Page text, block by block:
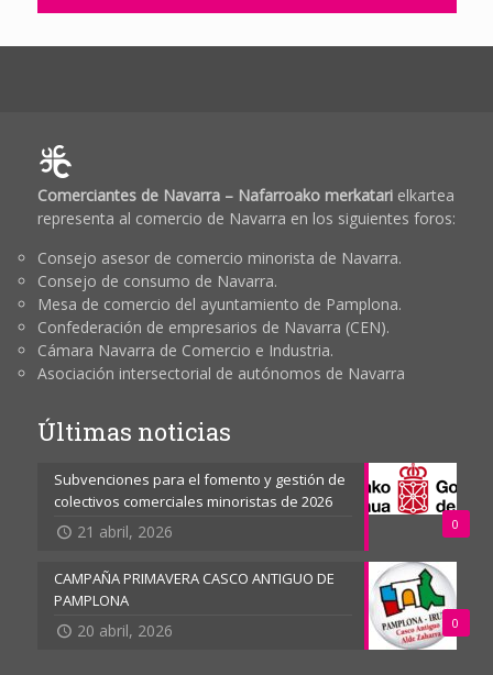
Comerciantes de Navarra – Nafarroako merkatarielkartea
representa al comercio de Navarra en los siguientes foros:
Consejo asesor de comercio minorista de Navarra.
Consejo de consumo de Navarra.
Mesa de comercio del ayuntamiento de Pamplona.
Confederación de empresarios de Navarra (CEN).
Cámara Navarra de Comercio e Industria.
Asociación intersectorial de autónomos de Navarra
Últimas noticias
0
Subvenciones para el fomento y gestión de
colectivos comerciales minoristas de 2026
21 abril, 2026
0
CAMPAÑA PRIMAVERA CASCO ANTIGUO DE
PAMPLONA
20 abril, 2026